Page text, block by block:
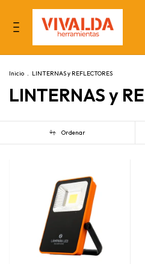
Inicio . LINTERNAS y REFLECTORES
LINTERNAS y
Ordenar